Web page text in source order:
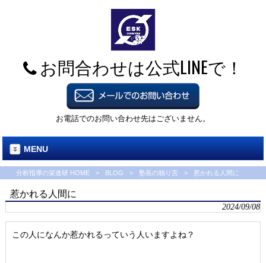
お問合わせは公式LINEで！
お電話でのお問い合わせ先はございません。
MENU
分析指導の栄進研 HOME > BLOG > 塾長の独り言 > 惹かれる人間に
惹かれる人間に
2024/09/08
この人になんか惹かれるっていう人いますよね？